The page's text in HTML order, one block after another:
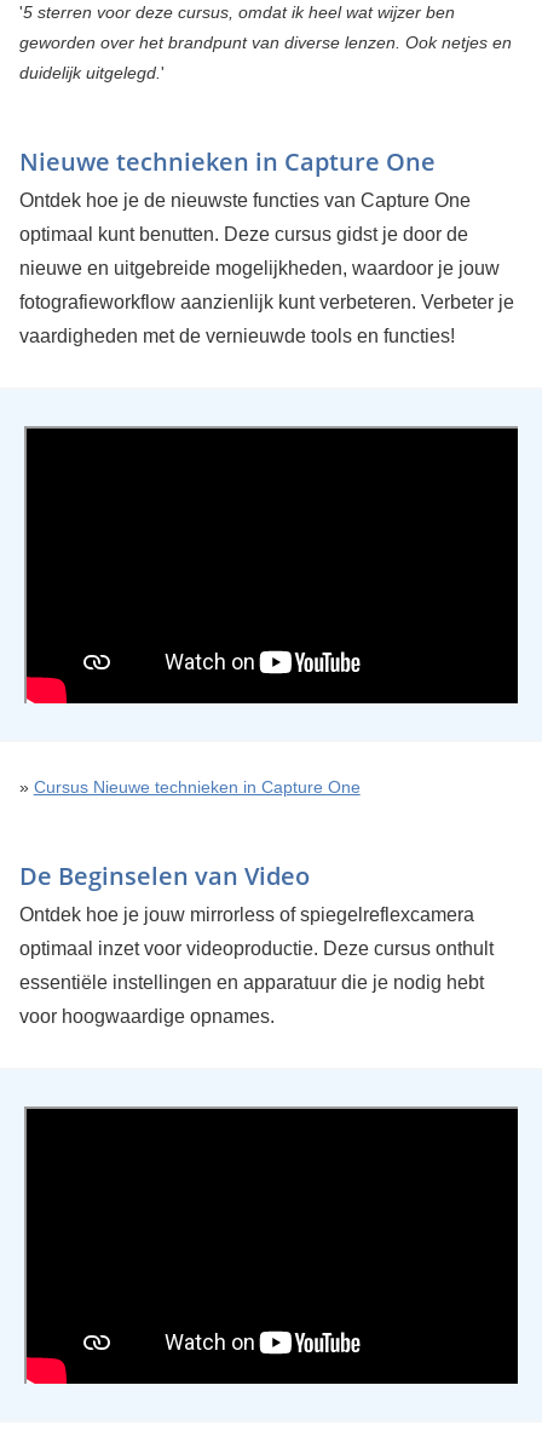
'5 sterren voor deze cursus, omdat ik heel wat wijzer ben
geworden over het brandpunt van diverse lenzen. Ook netjes en
duidelijk uitgelegd. '
Nieuwe technieken in Capture One
Ontdek hoe je de nieuwste functies van Capture One
optimaal kunt benutten. Deze cursus gidst je door de
nieuwe en uitgebreide mogelijkheden, waardoor je jouw
fotografieworkflow aanzienlijk kunt verbeteren. Verbeter je
vaardigheden met de vernieuwde tools en functies!
» Cursus Nieuwe technieken in Capture One
De Beginselen van Video
Ontdek hoe je jouw mirrorless of spiegelreflexcamera
optimaal inzet voor videoproductie. Deze cursus onthult
essentiële instellingen en apparatuur die je nodig hebt
voor hoogwaardige opnames.